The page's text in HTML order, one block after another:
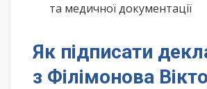
та медичної документації
Як підписати
з Філімонова